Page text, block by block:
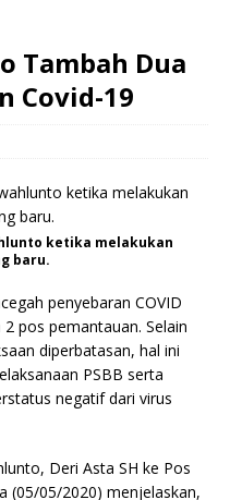
Tambah Dua
Covid-19
ketika melakukan
baru.
penyebaran COVID
pos pemantauan. Selain
diperbatasan, hal ini
PSBB serta
negatif dari virus
Deri Asta SH ke Pos
(05/05/2020) menjelaskan,